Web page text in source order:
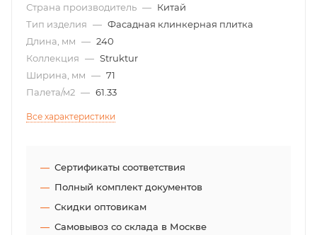
Страна производитель — Китай
Тип изделия — Фасадная клинкерная плитка
Длина, мм — 240
Коллекция — Struktur
Ширина, мм — 71
Палета/м2 — 61.33
Все характеристики
Сертификаты соответствия
Полный комплект документов
Скидки оптовикам
Самовывоз со склада в Москве